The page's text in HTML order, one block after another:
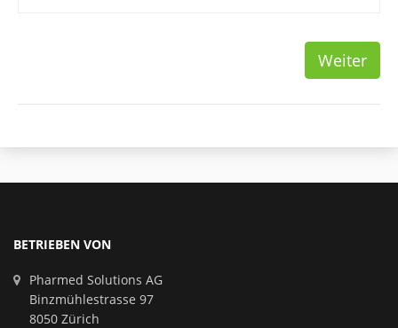
Weiter
BETRIEBEN VON
Pharmed Solutions AG
Binzmühlestrasse 97
8050 Zürich